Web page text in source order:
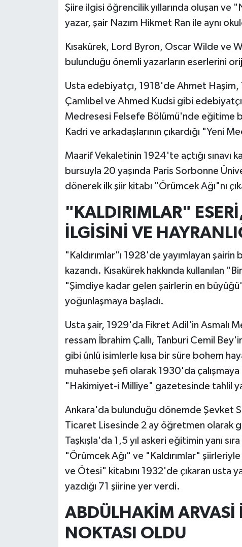
Şiire ilgisi öğrencilik yıllarında oluşan ve
yazar, şair Nazım Hikmet Ran ile aynı
Kısakürek, Lord Byron, Oscar Wilde ve
bulunduğu önemli yazarların eserlerini
Usta edebiyatçı, 1918'de Ahmet Haşim,
Çamlıbel ve Ahmed Kudsi gibi
Medresesi Felsefe Bölümü'nde eğitime
Kadri ve arkadaşlarının çıkardığı "Yeni
Maarif Vekaletinin 1924'te açtığı sınavı
bursuyla 20 yaşında Paris Sorbonne
dönerek ilk şiir kitabı "Örümcek Ağı"nı
"KALDIRIMLAR"
İLGİSİNİ VE
"Kaldırımlar"ı 1928'de yayımlayan şairin
kazandı. Kısakürek hakkında kullanılan
"Şimdiye kadar gelen şairlerin en
yoğunlaşmaya başladı.
Usta şair, 1929'da Fikret Adil'in Asmalı
ressam İbrahim Çallı, Tanburi Cemil
gibi ünlü isimlerle kısa bir süre bohem
muhasebe şefi olarak 1930'da
"Hakimiyet-i Milliye" gazetesinde tahlil
Ankara'da bulunduğu dönemde Şevket
Ticaret Lisesinde 2 ay öğretmen olarak
Taşkışla'da 1,5 yıl askeri eğitimin yanı
"Örümcek Ağı" ve "Kaldırımlar"
ve Ötesi" kitabını 1932'de çıkaran usta
yazdığı 71 şiirine yer verdi.
ABDÜLHAKİM
NOKTASI OLDU